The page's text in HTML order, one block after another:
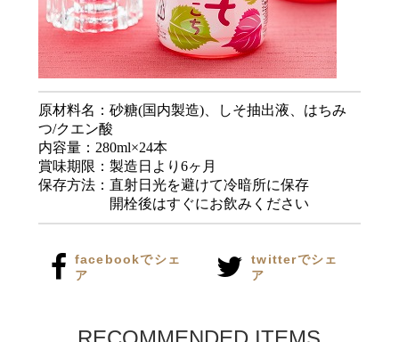
原材料名：砂糖(国内製造)、しそ抽出液、はちみ
つ/クエン酸
内容量：280ml×24本
賞味期限：製造日より6ヶ月
保存方法：直射日光を避けて冷暗所に保存
開栓後はすぐにお飲みください
facebookでシェ
ア
twitterでシェ
ア